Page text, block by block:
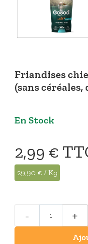
Friandises
(sans
En Stock
2,99 €
29,90 € / Kg
- +